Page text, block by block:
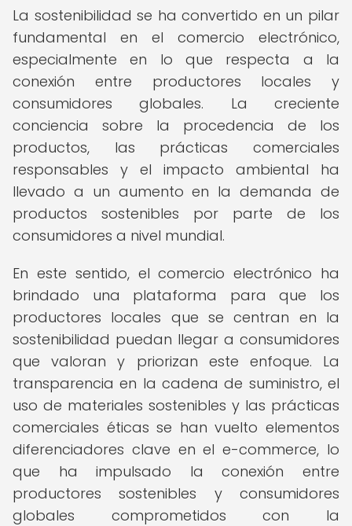
La sostenibilidad se ha convertido en un pilar
fundamental en el comercio electrónico,
especialmente en lo que respecta a la
conexión entre productores locales y
consumidores globales. La creciente
conciencia sobre la procedencia de los
productos, las prácticas comerciales
responsables y el impacto ambiental ha
llevado a un aumento en la demanda de
productos sostenibles por parte de los
consumidores a nivel mundial.
En este sentido, el comercio electrónico ha
brindado una plataforma para que los
productores locales que se centran en la
sostenibilidad puedan llegar a consumidores
que valoran y priorizan este enfoque. La
transparencia en la cadena de suministro, el
uso de materiales sostenibles y las prácticas
comerciales éticas se han vuelto elementos
diferenciadores clave en el e-commerce, lo
que ha impulsado la conexión entre
productores sostenibles y consumidores
globales comprometidos con la